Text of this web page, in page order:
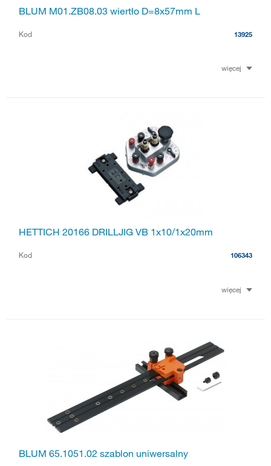
BLUM M01.ZB08.03 wiertło D=8x57mm L
Kod 13925
więcej
HETTICH 20166 DRILLJIG VB 1x10/1x20mm
Kod 106343
więcej
BLUM 65.1051.02 szablon uniwersalny